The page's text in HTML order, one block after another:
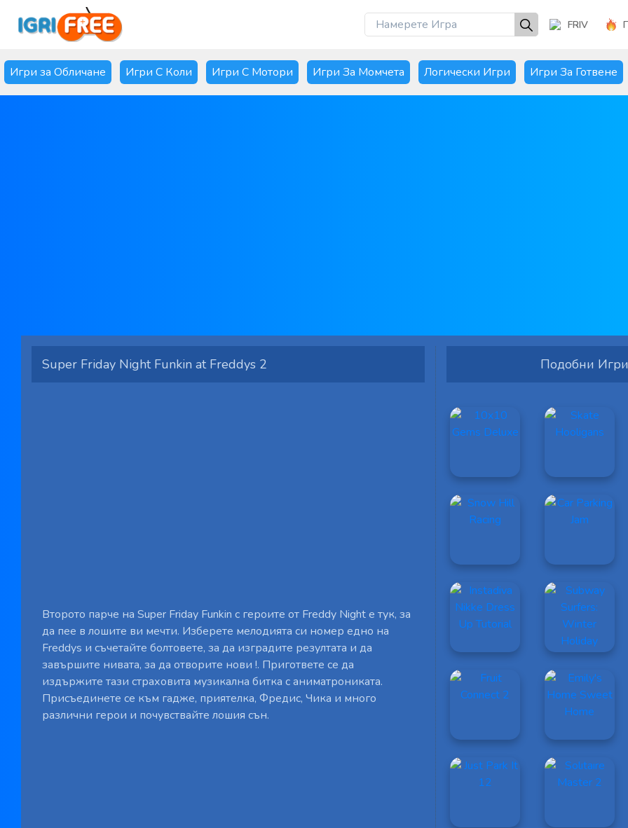
FRIV
Игри за Обличане Игри С Коли Игри С Мотори Игри За Момчета Логически Игри Игри За Готвене
Super Friday Night Funkin at Freddys 2
Второто парче на Super Friday Funkin с героите от Freddy Night е тук, за
да пее в лошите ви мечти. Изберете мелодията си номер едно на
Freddys и съчетайте болтовете, за да изградите резултата и да
завършите нивата, за да отворите нови !. Пригответе се да
издържите тази страховита музикална битка с аниматрониката.
Присъединете се към гадже, приятелка, Фредис, Чика и много
различни герои и почувствайте лошия сън.
Подобни Игри